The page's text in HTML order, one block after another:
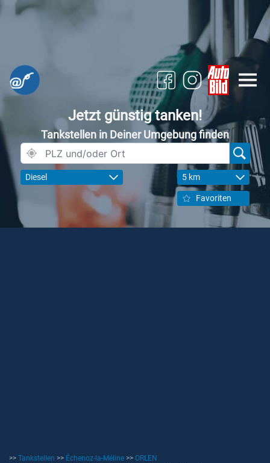
Jetzt günstig tanken!
Tankstellen in Deiner Umgebung finden
Diesel 5 km
Favoriten
>> Tankstellen >> Échenoz-la-Méline >> ORLEN